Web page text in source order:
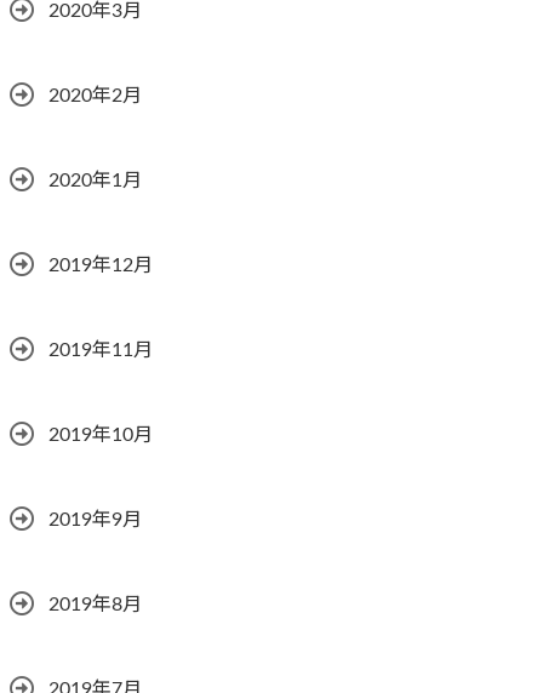
2020年3月
2020年2月
2020年1月
2019年12月
2019年11月
2019年10月
2019年9月
2019年8月